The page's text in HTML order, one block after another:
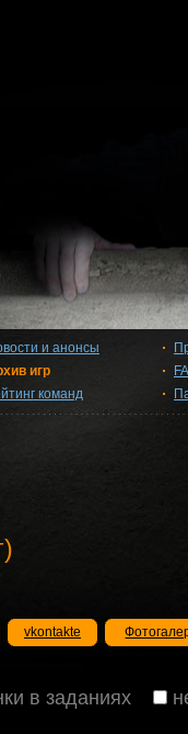
и анонсы
игр
команд
vkontakte
в заданиях